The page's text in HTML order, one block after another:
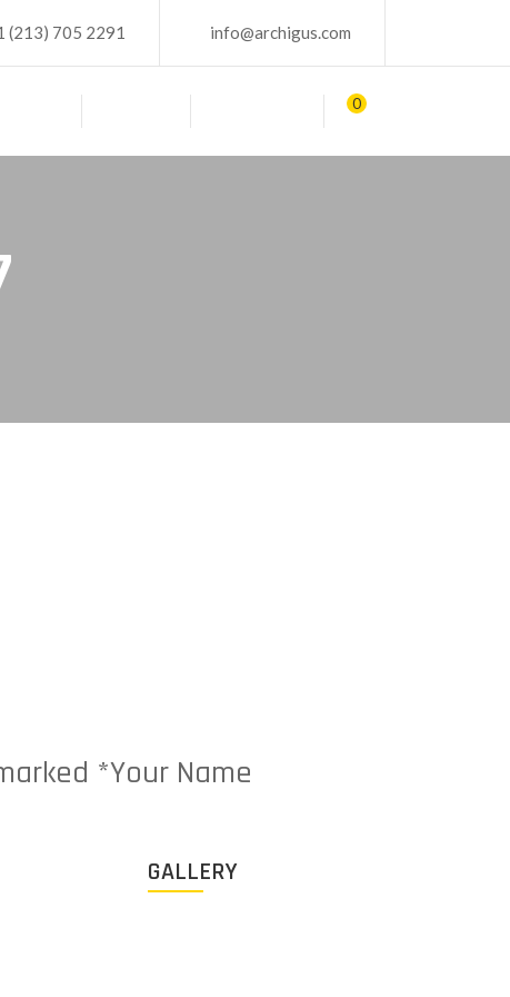
(213) 705 2291 info@archigus.com
0
*Your Name
GALLERY